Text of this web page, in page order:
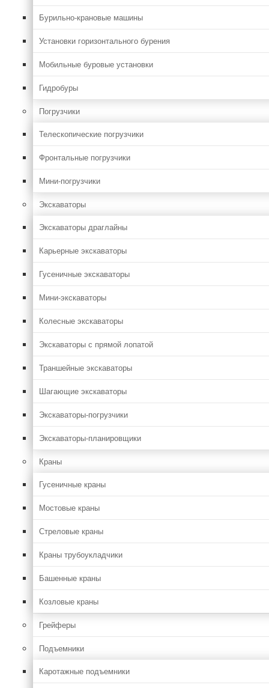
Бурильно-крановые машины
Установки горизонтального бурения
Мобильные буровые установки
Гидробуры
Погрузчики
Телескопические погрузчики
Фронтальные погрузчики
Мини-погрузчики
Экскаваторы
Экскаваторы драглайны
Карьерные экскаваторы
Гусеничные экскаваторы
Мини-экскаваторы
Колесные экскаваторы
Экскаваторы с прямой лопатой
Траншейные экскаваторы
Шагающие экскаваторы
Экскаваторы-погрузчики
Экскаваторы-планировщики
Краны
Гусеничные краны
Мостовые краны
Стреловые краны
Краны трубоукладчики
Башенные краны
Козловые краны
Грейферы
Подъемники
Каротажные подъемники